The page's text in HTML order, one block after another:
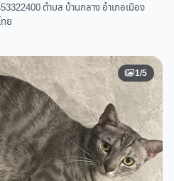
ตำบล บ้านกลาง อำเภอเมือง
ย
1/5